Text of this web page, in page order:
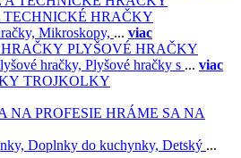
TECHNICKÉ HRAČKY
Mikroskopy, ... viac
PLYŠOVÉ HRAČKY
hračky, Plyšové hračky s ... viac
TROJKOLKY
HRÁME SA NA
Doplnky do kuchynky, Detský ...